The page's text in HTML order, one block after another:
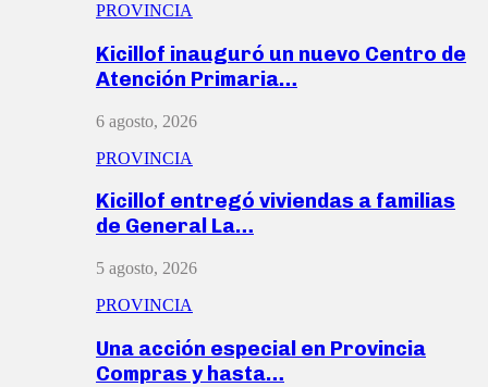
PROVINCIA
Kicillof inauguró un nuevo Centro de
Atención Primaria…
6 agosto, 2026
PROVINCIA
Kicillof entregó viviendas a familias
de General La…
5 agosto, 2026
PROVINCIA
Una acción especial en Provincia
Compras y hasta…